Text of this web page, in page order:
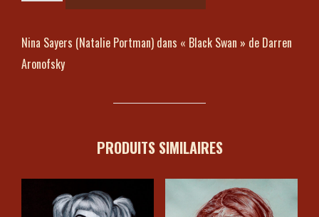
Nina Sayers (Natalie Portman) dans « Black Swan » de Darren
Aronofsky
PRODUITS SIMILAIRES